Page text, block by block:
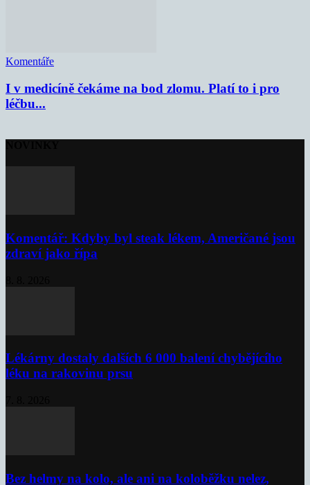
Komentáře
I v medicíně čekáme na bod zlomu. Platí to i pro
léčbu...
Komentář: Kdyby byl steak lékem, Američané jsou
zdraví jako řípa
Lékárny dostaly dalších 6 000 balení chybějícího
léku na rakovinu prsu
Bez helmy na kolo, ale ani na koloběžku nelez,